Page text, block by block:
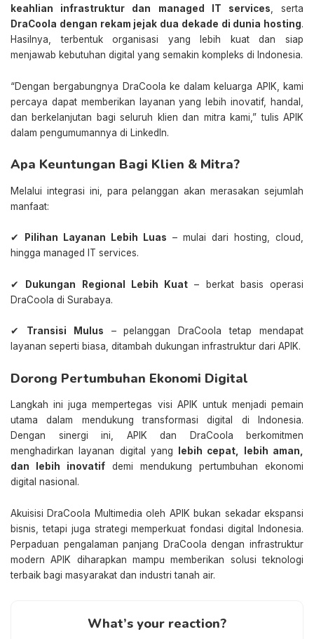
keahlian infrastruktur dan managed IT services, serta
DraCoola dengan rekam jejak dua dekade di dunia hosting.
Hasilnya, terbentuk organisasi yang lebih kuat dan siap
menjawab kebutuhan digital yang semakin kompleks di Indonesia.
“Dengan bergabungnya DraCoola ke dalam keluarga APIK, kami
percaya dapat memberikan layanan yang lebih inovatif, handal,
dan berkelanjutan bagi seluruh klien dan mitra kami,” tulis APIK
dalam pengumumannya di LinkedIn.
Apa Keuntungan Bagi Klien & Mitra?
Melalui integrasi ini, para pelanggan akan merasakan sejumlah
manfaat:
✔ Pilihan Layanan Lebih Luas – mulai dari hosting, cloud,
hingga managed IT services.
✔ Dukungan Regional Lebih Kuat – berkat basis operasi
DraCoola di Surabaya.
✔ Transisi Mulus – pelanggan DraCoola tetap mendapat
layanan seperti biasa, ditambah dukungan infrastruktur dari APIK.
Dorong Pertumbuhan Ekonomi Digital
Langkah ini juga mempertegas visi APIK untuk menjadi pemain
utama dalam mendukung transformasi digital di Indonesia.
Dengan sinergi ini, APIK dan DraCoola berkomitmen
menghadirkan layanan digital yang
lebih cepat, lebih aman,
dan lebih inovatif demi mendukung pertumbuhan ekonomi
digital nasional.
Akuisisi DraCoola Multimedia oleh APIK bukan sekadar ekspansi
bisnis, tetapi juga strategi memperkuat fondasi digital Indonesia.
Perpaduan pengalaman panjang DraCoola dengan infrastruktur
modern APIK diharapkan mampu memberikan solusi teknologi
terbaik bagi masyarakat dan industri tanah air.
What’s your reaction?